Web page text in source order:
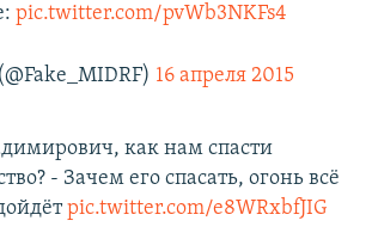
pic.twitter.com/pvWb3NKFs4
16 апреля 2015
как нам спасти
- Зачем его спасать, огонь всё
pic.twitter.com/e8WRxbfJIG